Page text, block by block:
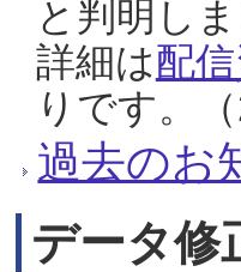
と判明し
詳細は配
りです。
過去のお
データ修